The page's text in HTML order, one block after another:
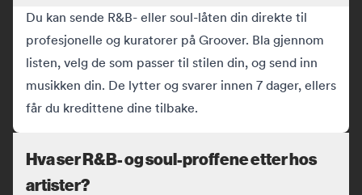
Du kan sende R&B- eller soul-låten din direkte til
profesjonelle og kuratorer på Groover. Bla gjennom
listen, velg de som passer til stilen din, og send inn
musikken din. De lytter og svarer innen 7 dager, ellers
får du kredittene dine tilbake.
Hva ser R&B- og soul-proffene etter hos
artister?